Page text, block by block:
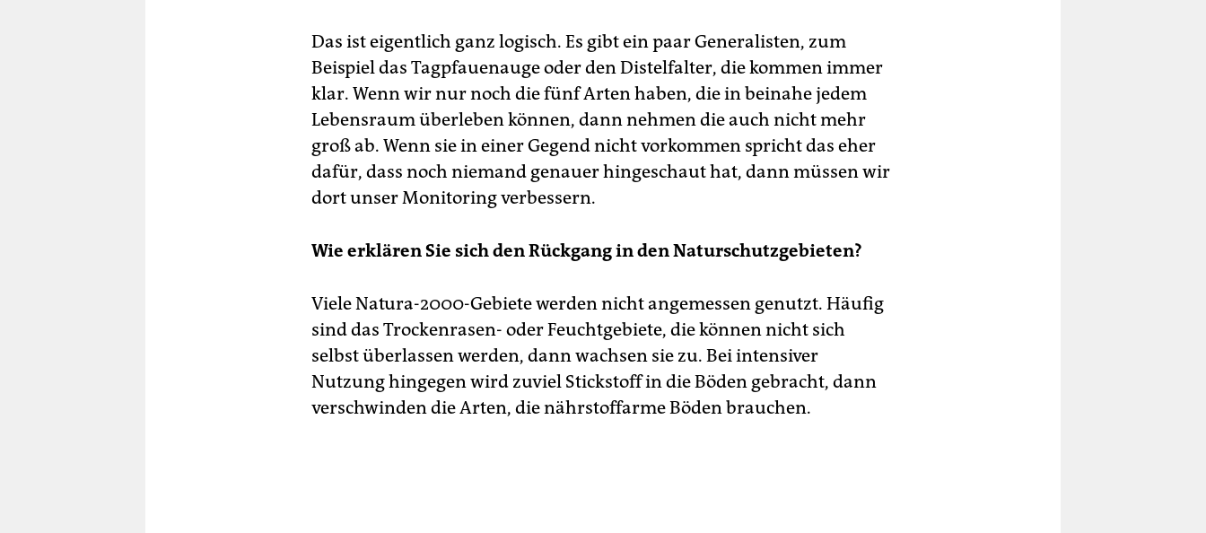
Das ist eigentlich ganz logisch. Es gibt ein paar Generalisten, zum
Beispiel das Tagpfauenauge oder den Distelfalter, die kommen immer
klar. Wenn wir nur noch die fünf Arten haben, die in beinahe jedem
Lebensraum überleben können, dann nehmen die auch nicht mehr
groß ab. Wenn sie in einer Gegend nicht vorkommen spricht das eher
dafür, dass noch niemand genauer hingeschaut hat, dann müssen wir
dort unser Monitoring verbessern.
Wie erklären Sie sich den Rückgang in den Naturschutzgebieten?
Viele Natura-2000-Gebiete werden nicht angemessen genutzt. Häufig
sind das Trockenrasen- oder Feuchtgebiete, die können nicht sich
selbst überlassen werden, dann wachsen sie zu. Bei intensiver
Nutzung hingegen wird zuviel Stickstoff in die Böden gebracht, dann
verschwinden die Arten, die nährstoffarme Böden brauchen.